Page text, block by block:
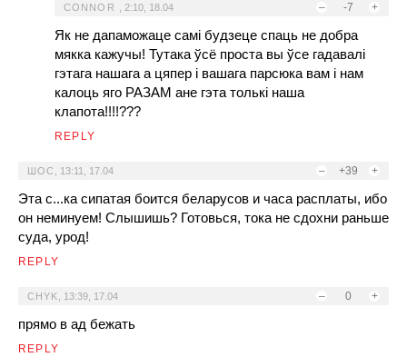
– -7 +
CONNOR 2:10, 18.04
Як не дапаможаце самі будзеце спаць не добра
мякка кажучы! Тутака ўсё проста вы ўсе гадавалі
гэтага нашага а цяпер і вашага парсюка вам і нам
калоць яго РАЗАМ ане гэта толькі наша
клапота!!!!???
REPLY
– +39 +
ШОС 13:11, 17.04
Эта с...ка сипатая боится беларусов и часа расплаты, ибо
он неминуем! Слышишь? Готовься, тока не сдохни раньше
суда, урод!
REPLY
– 0 +
CHYK 13:39, 17.04
прямо в ад бежать
REPLY